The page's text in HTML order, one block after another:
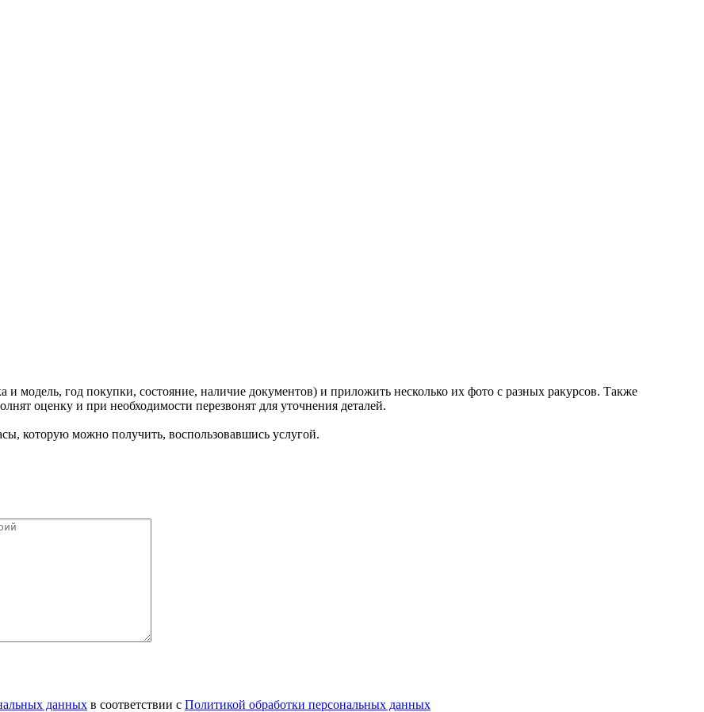
модель, год покупки, состояние, наличие документов) и приложить несколько их фото с разных ракурсов. Также
оценку и при необходимости перезвонят для уточнения деталей.
которую можно получить, воспользовавшись услугой.
данных в соответствии с Политикой обработки персональных данных